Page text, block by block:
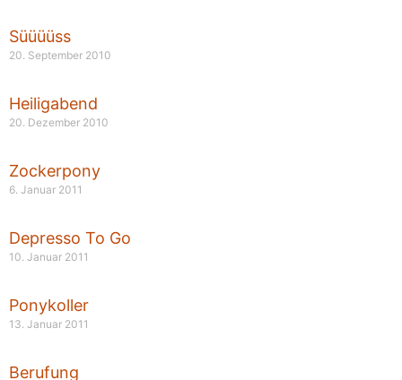
Süüüüss
20. September 2010
Heiligabend
20. Dezember 2010
Zockerpony
6. Januar 2011
Depresso To Go
10. Januar 2011
Ponykoller
13. Januar 2011
Berufung